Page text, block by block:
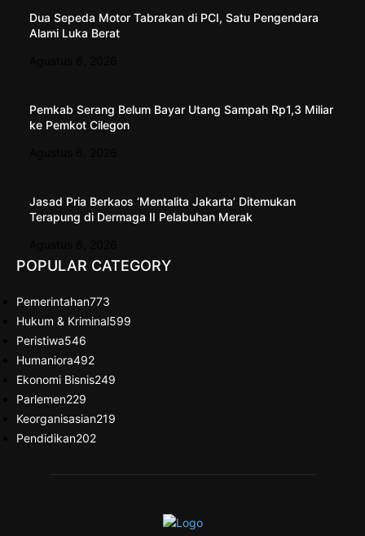
Dua Sepeda Motor Tabrakan di PCI, Satu Pengendara
Alami Luka Berat
Pemkab Serang Belum Bayar Utang Sampah Rp1,3 Miliar
ke Pemkot Cilegon
Jasad Pria Berkaos ‘Mentalita Jakarta’ Ditemukan
Terapung di Dermaga II Pelabuhan Merak
POPULAR CATEGORY
Pemerintahan773
Hukum & Kriminal599
Peristiwa546
Humaniora492
Ekonomi Bisnis249
Parlemen229
Keorganisasian219
Pendidikan202